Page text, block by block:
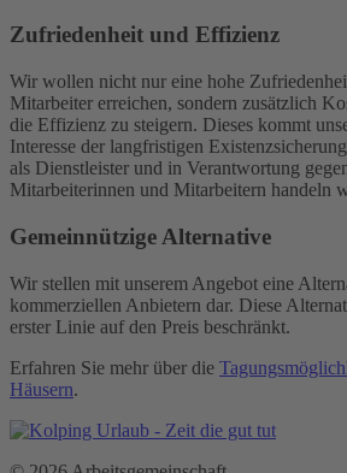
Zufriedenheit und Effizienz
Wir wollen nicht nur eine hohe
Mitarbeiter erreichen, sondern zusätzlich
die Effizienz zu steigern. Dieses kommt
Interesse der langfristigen
als Dienstleister und in Verantwortung
Mitarbeiterinnen und Mitarbeitern handeln
Gemeinnützige Alternative
Wir stellen mit unserem Angebot eine
kommerziellen Anbietern dar. Diese
erster Linie auf den Preis beschränkt.
Erfahren Sie mehr über die
Häusern.